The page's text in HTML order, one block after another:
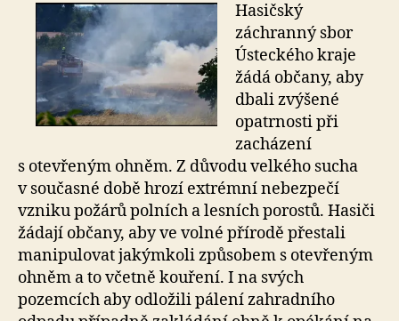
Hasičský
záchranný sbor
Ústeckého kraje
žádá občany, aby
dbali zvýšené
opatrnosti při
zacházení
s otevřeným ohněm. Z důvodu velkého sucha
v současné době hrozí extrémní nebezpečí
vzniku požárů polních a lesních porostů. Hasiči
žádají občany, aby ve volné přírodě přestali
manipulovat jakýmkoli způsobem s otevřeným
ohněm a to včetně kouření. I na svých
pozemcích aby odložili pálení zahradního